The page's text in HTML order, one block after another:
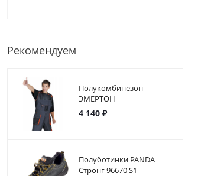
Рекомендуем
Полукомбинезон
ЭМЕРТОН
4 140 ₽
Полуботинки PANDA
Стронг 96670 S1